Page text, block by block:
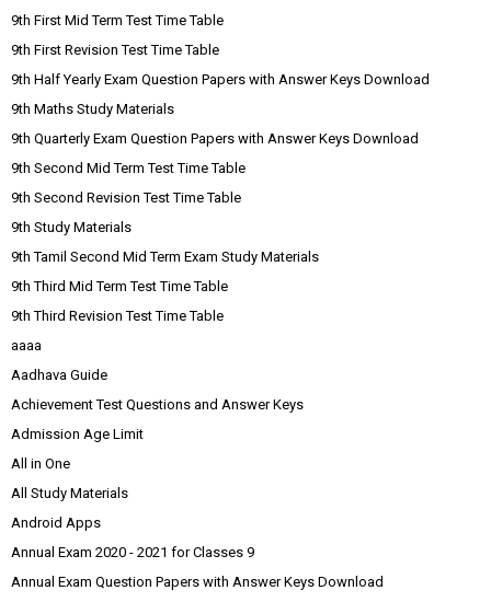
9th First Mid Term Test Time Table
9th First Revision Test Time Table
9th Half Yearly Exam Question Papers with Answer Keys Download
9th Maths Study Materials
9th Quarterly Exam Question Papers with Answer Keys Download
9th Second Mid Term Test Time Table
9th Second Revision Test Time Table
9th Study Materials
9th Tamil Second Mid Term Exam Study Materials
9th Third Mid Term Test Time Table
9th Third Revision Test Time Table
aaaa
Aadhava Guide
Achievement Test Questions and Answer Keys
Admission Age Limit
All in One
All Study Materials
Android Apps
Annual Exam 2020 - 2021 for Classes 9
Annual Exam Question Papers with Answer Keys Download